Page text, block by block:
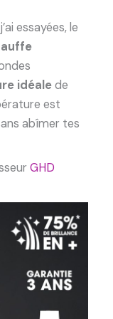
essayées, le
idéalede
est
abîmer tes
GHD